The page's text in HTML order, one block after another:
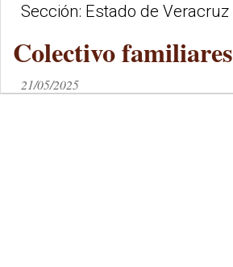
Sección: Estado de Veracruz
Colectivo familiares
21/05/2025